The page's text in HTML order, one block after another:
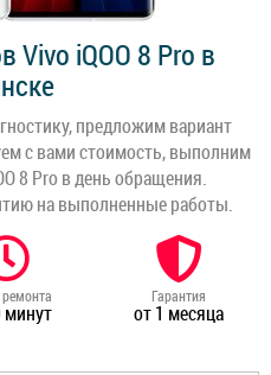
Vivo iQOO 8 Pro в
предложим вариант
с вами стоимость, выполним
8 Pro в день обращения.
на выполненные работы.
минут
Гарантия
от 1 месяца